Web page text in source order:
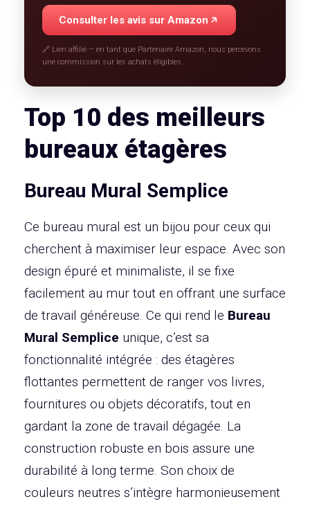
Consulter les avis sur Amazon
🔗 Lien affilié — en tant que Partenaire Amazon, nous percevons
une commission sur les achats éligibles.
Top 10 des meilleurs
bureaux étagères
Bureau Mural Semplice
Ce bureau mural est un bijou pour ceux qui
cherchent à maximiser leur espace. Avec son
design épuré et minimaliste, il se fixe
facilement au mur tout en offrant une surface
de travail généreuse. Ce qui rend le Bureau
Mural Semplice unique, c’est sa
fonctionnalité intégrée : des étagères
flottantes permettent de ranger vos livres,
fournitures ou objets décoratifs, tout en
gardant la zone de travail dégagée. La
construction robuste en bois assure une
durabilité à long terme. Son choix de
couleurs neutres s’intègre harmonieusement